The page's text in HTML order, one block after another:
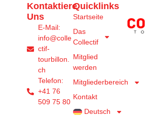
Kontaktiere
Uns
E-Mail:
info@colle
ctif-
tourbillon.
ch
Telefon:
+41 76
509 75 80
Quicklinks
Startseite
Das
Collectif
Mitglied
werden
Mitgliederbereich
Kontakt
Deutsch